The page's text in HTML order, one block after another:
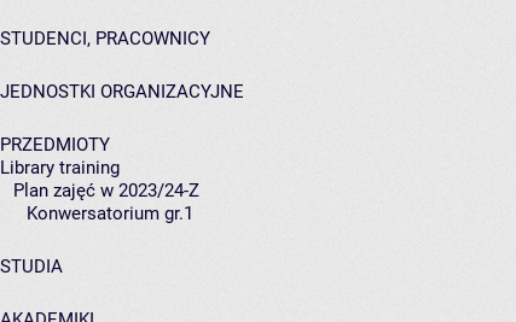
STUDENCI, PRACOWNICY
JEDNOSTKI ORGANIZACYJNE
PRZEDMIOTY
Library training
Plan zajęć w 2023/24-Z
Konwersatorium gr.1
STUDIA